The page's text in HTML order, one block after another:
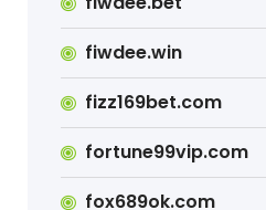
fiwdee.win
fizz169bet.com
fortune99vip.com
fox689ok.com